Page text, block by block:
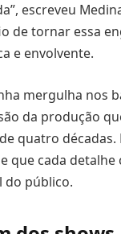
escreveu
de tornar essa
e envolvente.
mergulha nos
da produção
quatro décadas.
que cada
do público.